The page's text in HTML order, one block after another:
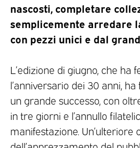
nascosti, completare
semplicemente arredare
con pezzi unici e dal
L’edizione di giugno, che ha
l’anniversario dei 30 anni,
un grande successo, con
in tre giorni e l’annullo
manifestazione. Un’ulteriore